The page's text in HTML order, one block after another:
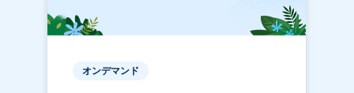
オンデマンド